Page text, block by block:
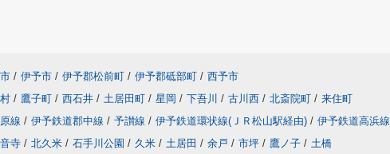
/ 伊予市 / 伊予郡松前町 / 伊予郡砥部町 / 西予市
/ 鷹子町 / 西石井 / 土居田町 / 星岡 / 下吾川 / 古川西 / 北斎院町 / 来住町
線 / 伊予鉄道郡中線 / 予讃線 / 伊予鉄道環状線(ＪＲ松山駅経由) / 伊予鉄道高浜線
寺 / 北久米 / 石手川公園 / 久米 / 土居田 / 余戸 / 市坪 / 鷹ノ子 / 土橋